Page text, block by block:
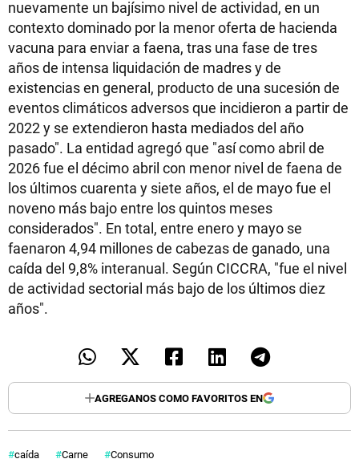
nuevamente un bajísimo nivel de actividad, en un
contexto dominado por la menor oferta de hacienda
vacuna para enviar a faena, tras una fase de tres
años de intensa liquidación de madres y de
existencias en general, producto de una sucesión de
eventos climáticos adversos que incidieron a partir de
2022 y se extendieron hasta mediados del año
pasado". La entidad agregó que "así como abril de
2026 fue el décimo abril con menor nivel de faena de
los últimos cuarenta y siete años, el de mayo fue el
noveno más bajo entre los quintos meses
considerados". En total, entre enero y mayo se
faenaron 4,94 millones de cabezas de ganado, una
caída del 9,8% interanual. Según CICCRA, "fue el nivel
de actividad sectorial más bajo de los últimos diez
años".
AGREGANOS COMO FAVORITOS EN
caída Carne Consumo